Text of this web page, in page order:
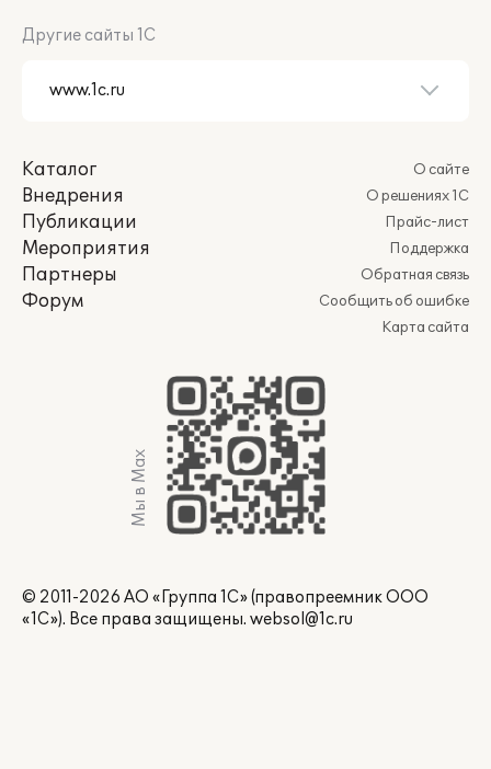
Другие сайты 1С
Каталог
Внедрения
Публикации
Мероприятия
Партнеры
Форум
О сайте
О решениях 1С
Прайс-лист
Поддержка
Обратная связь
Сообщить об ошибке
Карта сайта
Мы в Max
© 2011-2026 АО «Группа 1С» (правопреемник ООО
«1С»). Все права защищены. websol@1c.ru